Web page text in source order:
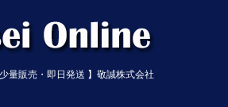
量販売・即日発送 】敬誠株式会社